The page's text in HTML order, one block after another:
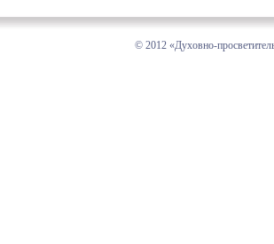
© 2012 «Духовно-